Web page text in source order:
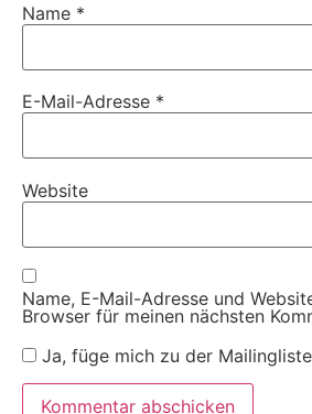
Name *
E-Mail-Adresse *
Website
Name, E-Mail-Adresse und
Browser für meinen nächsten
Ja, füge mich zu der